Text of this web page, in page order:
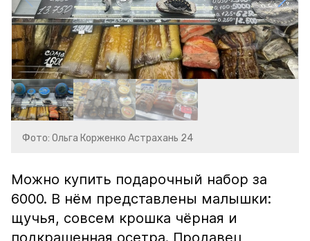
Фото: Ольга Корженко Астрахань 24
Можно купить подарочный набор за
6000. В нём представлены малышки:
щучья, совсем крошка чёрная и
подкрашенная осетра. Продавец